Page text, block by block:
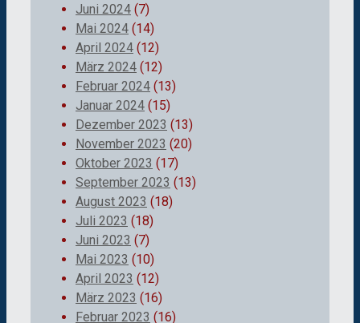
Juni 2024 (7)
Mai 2024 (14)
April 2024 (12)
März 2024 (12)
Februar 2024 (13)
Januar 2024 (15)
Dezember 2023 (13)
November 2023 (20)
Oktober 2023 (17)
September 2023 (13)
August 2023 (18)
Juli 2023 (18)
Juni 2023 (7)
Mai 2023 (10)
April 2023 (12)
März 2023 (16)
Februar 2023 (16)